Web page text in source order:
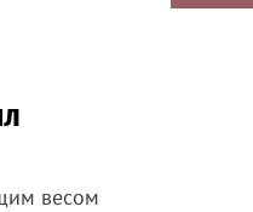
весом